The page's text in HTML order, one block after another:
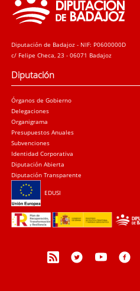
Diputación de Badajoz - NIF: P0600000D
c/ Felipe Checa, 23 - 06071 Badajoz
Diputación
Órganos de Gobierno
Delegaciones
Organigrama
Presupuestos Anuales
Subvenciones
Identidad Corporativa
Diputación Abierta
Diputación Transparente
EDUSI